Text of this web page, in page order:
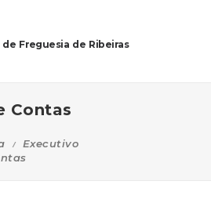
Freguesia de Ribeiras
Contas
Executivo